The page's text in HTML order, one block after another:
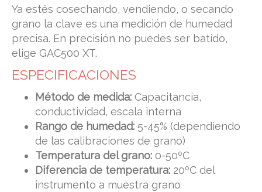
Ya estés cosechando, vendiendo, o secando
grano la clave es una medición de humedad
precisa. En precisión no puedes ser batido,
elige GAC500 XT.
ESPECIFICACIONES
Método de medida: Capacitancia,
conductividad, escala interna
Rango de humedad: 5-45% (dependiendo
de las calibraciones de grano)
Temperatura del grano: 0-50ºC
Diferencia de temperatura: 20ºC del
instrumento a muestra grano